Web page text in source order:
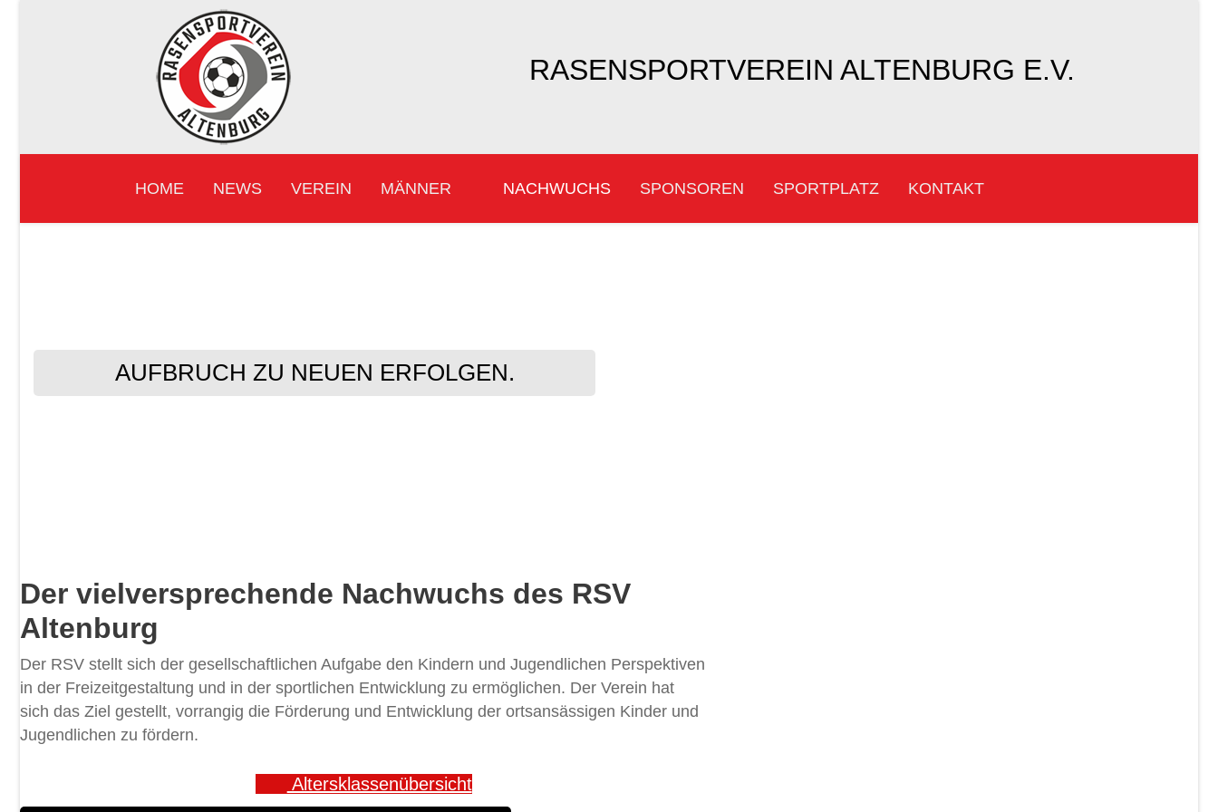
RASENSPORTVEREIN ALTENBURG E.V.
HOME NEWS VEREIN MÄNNER NACHWUCHS SPONSOREN SPORTPLATZ KONTAKT
AUFBRUCH ZU NEUEN ERFOLGEN.
Der vielversprechende Nachwuchs des RSV
Altenburg
Der RSV stellt sich der gesellschaftlichen Aufgabe den Kindern und Jugendlichen Perspektiven
in der Freizeitgestaltung und in der sportlichen Entwicklung zu ermöglichen. Der Verein hat
sich das Ziel gestellt, vorrangig die Förderung und Entwicklung der ortsansässigen Kinder und
Jugendlichen zu fördern.
Altersklassenübersicht